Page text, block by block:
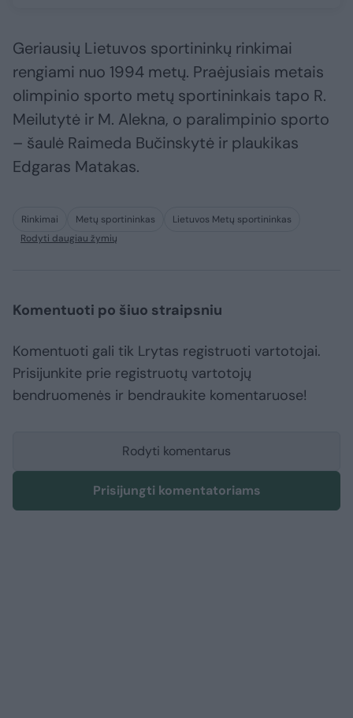
Geriausių Lietuvos sportininkų rinkimai
rengiami nuo 1994 metų. Praėjusiais metais
olimpinio sporto metų sportininkais tapo R.
Meilutytė ir M. Alekna, o paralimpinio sporto
– šaulė Raimeda Bučinskytė ir plaukikas
Edgaras Matakas.
Rinkimai Metų sportininkas
Lietuvos Metų sportininkas
Rodyti daugiau žymių
Komentuoti po šiuo straipsniu
Komentuoti gali tik Lrytas registruoti vartotojai.
Prisijunkite prie registruotų vartotojų
bendruomenės ir bendraukite komentaruose!
Rodyti komentarus
Prisijungti komentatoriams